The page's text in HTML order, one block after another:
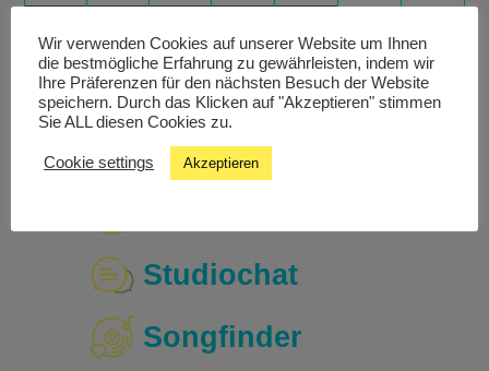
Subscribe
in
Google
Subscribe
in
Outlook
Export
for
Google
Export
for
Outlook
Studiochat
Songfinder
Wir verwenden Cookies auf unserer Website um Ihnen
die bestmögliche Erfahrung zu gewährleisten, indem wir
Ihre Präferenzen für den nächsten Besuch der Website
speichern. Durch das Klicken auf "Akzeptieren" stimmen
Sie ALL diesen Cookies zu.
Cookie settings Akzeptieren